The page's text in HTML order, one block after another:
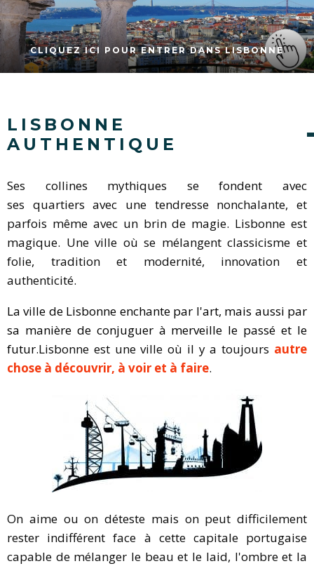
CLIQUEZ ICI POUR ENTRER DANS LISBONNE
LISBONNE
AUTHENTIQUE
Ses collines mythiques se fondent avec
ses quartiers avec une tendresse nonchalante, et
parfois même avec un brin de magie. Lisbonne est
magique. Une ville où se mélangent classicisme et
folie, tradition et modernité, innovation et
authenticité.
La ville de Lisbonne enchante par l'art, mais aussi par
sa manière de conjuguer à merveille le passé et le
futur.Lisbonne est une ville où il y a toujours autre
chose à découvrir, à voir et à faire.
On aime ou on déteste mais on peut difficilement
rester indifférent face à cette capitale portugaise
capable de mélanger le beau et le laid, l'ombre et la